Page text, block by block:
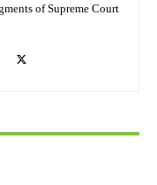
of Supreme Court